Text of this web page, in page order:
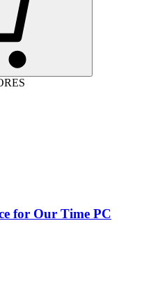
for Our Time PC